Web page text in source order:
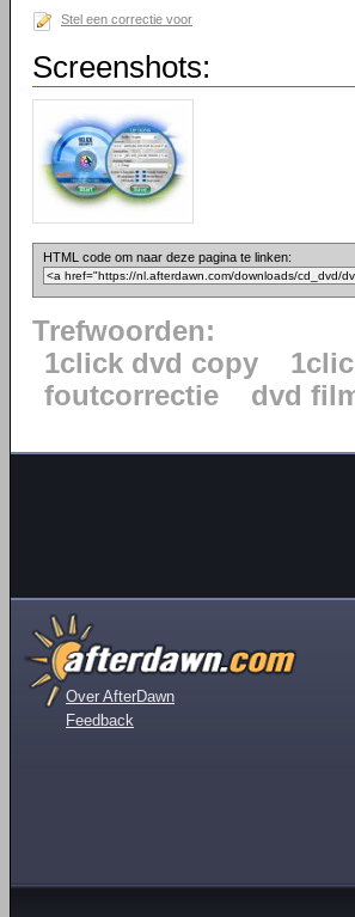
Stel een correctie voor
Screenshots:
HTML code om naar deze pagina te linken:
Trefwoorden:
1click dvd copy
foutcorrectie
dvd
Over AfterDawn
Feedback